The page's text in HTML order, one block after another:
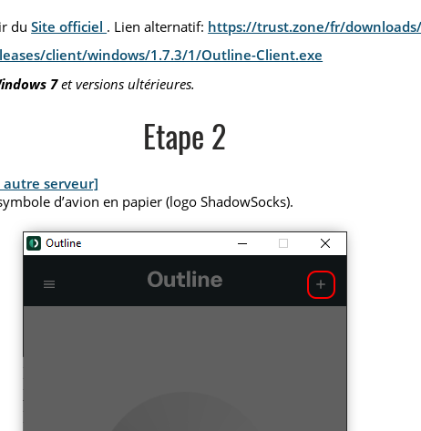
duSite officiel . Lien alternatif: https://trust.zone/fr/
client/windows/1.7.3/1/Outline-Client.exe
7et versions ultérieures.
Etape 2
autre serveur]
d’avion en papier (logo ShadowSocks).